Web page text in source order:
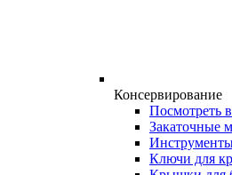
Консервирование
Посмотреть
Закаточные
Ключи для